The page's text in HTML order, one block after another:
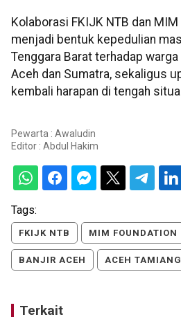
Kolaborasi FKIJK NTB dan
menjadi bentuk kepedulian
Tenggara Barat terhadap
Aceh dan Sumatra, sekaligus
kembali harapan di tengah
Pewarta : Awaludin
Editor : Abdul Hakim
Tags:
FKIJK NTB MIM FOUNDATION
BANJIR ACEH ACEH TAMIANG
Terkait